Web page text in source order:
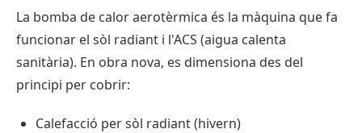
La bomba de calor aerotèrmica és la màquina que fa
funcionar el sòl radiant i l'ACS (aigua calenta
sanitària). En obra nova, es dimensiona des del
principi per cobrir:
Calefacció per sòl radiant (hivern)